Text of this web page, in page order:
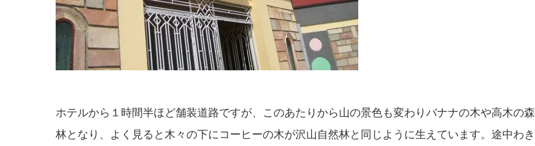
ホテルから１時間半ほど舗装道路ですが、このあたりから山の景色も変わりバナナの木や高木の森
林となり、よく見ると木々の下にコーヒーの木が沢山自然林と同じように生えています。途中わき